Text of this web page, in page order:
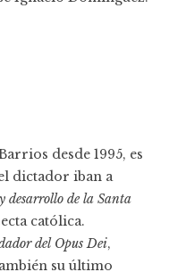
desde 1995, es
dictador iban a
desarrollo de la Santa
católica.
del Opus Dei,
su último